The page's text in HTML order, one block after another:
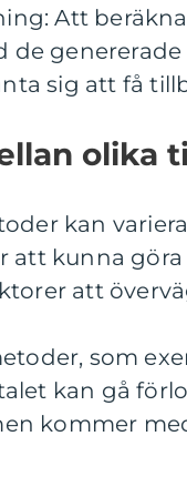
Att
de
sig att få
olika
kan
att kunna
att
som
kan gå
kommer